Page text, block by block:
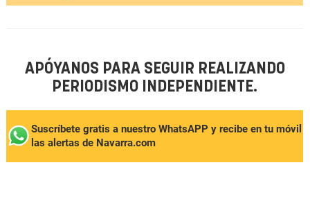
APÓYANOS PARA SEGUIR REALIZANDO
PERIODISMO INDEPENDIENTE.
Suscríbete gratis a nuestro WhatsAPP y recibe en tu móvil
las alertas de Navarra.com